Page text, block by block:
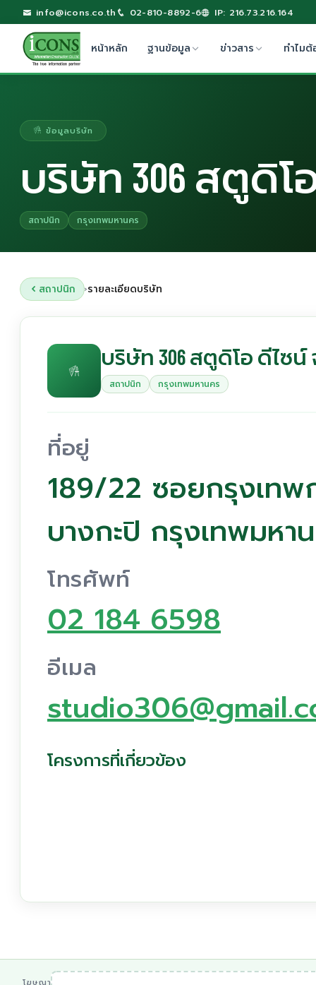
info@icons.co.th 02-810-8892-6 IP: 216.73.216.164
หน้าหลัก ฐานข้อมูล ข่าวสาร ทำไมต้
ข้อมูลบริษัท
บริษัท 306 สตูดิโ
สถาปนิก กรุงเทพมหานคร
สถาปนิก ›รายละเอียดบริษัท
บริษัท 306 สตูดิโอ ดีไซน์
สถาปนิก กรุงเทพมหานคร
ที่อยู่
189/22 ซอยกรุงเทพ
บางกะปิ กรุงเทพมหา
โทรศัพท์
02 184 6598
อีเมล
โครงการที่เกี่ยวข้อง
โฆษณา